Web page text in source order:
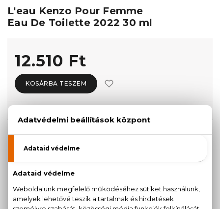
L'eau Kenzo Pour Femme
Eau De Toilette 2022 30 ml
12.510 Ft
KOSÁRBA TESZEM
KISZERELÉS KIVÁLASZTÁSA
12.510 Ft
15.140 Ft
100 ml
19.510 Ft